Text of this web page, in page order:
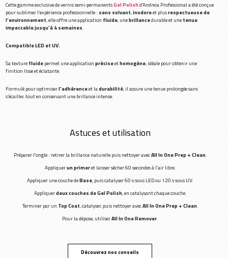
Cette gamme exclusive de vernis semi‑permanentsGel Polishd’Andreia Professional a été conçue
pour sublimer l’expérience professionnelle : sans solvant,inodoreet plusrespectueuse de
l’environnement, elle offre une application fluide, unebrillancedurable et unetenue
impeccable jusqu’à 4 semaines.
Compatible LED et UV.
Sa texturefluidepermet une applicationpréciseethomogène, idéale pour obtenir une
finition lisse et éclatante.
Formulé pour optimiserl’adhérenceet ladurabilité, il assure une tenue prolongée sans
s’écailler, tout en conservant une brillance intense.
Astuces et utilisation
Préparer l’ongle : retirer la brillance naturelle puis nettoyer avecAll In One Prep + Clean.
Appliquerun primeret laisser sécher 60 secondes à l’air libre.
Appliquer une couche deBase, puis catalyser 60 s sous LED ou 120 s sous UV.
Appliquerdeux couches de Gel Polish, en catalysant chaque couche.
Terminer par un Top Coat, catalyser, puis nettoyer avecAll In One Prep + Clean.
Pour la dépose, utiliserAll In One Remover.
Découvrez nos conseils